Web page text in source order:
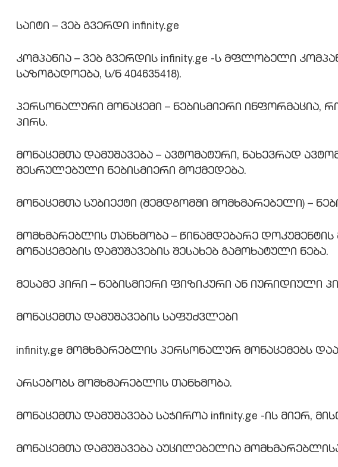
საიტი – ვებ გვერდი infinity.ge
კომპანია – ვებ გვერდის infinity.ge -ს მფლობელი
საზოგადოება, ს/ნ 404635418).
პერსონალური მონაცემი – ნებისმიერი
პირს.
მონაცემთა დამუშავება – ავტომატური, ნახევრად
შესრულებული ნებისმიერი მოქმედება.
მონაცემთა სუბიექტი (შემდგომში მომხმარებელი) –
მომხმარებლის თანხმობა – წინამდებარე
მონაცემების დამუშავების შესახებ გამოხატული ნება.
მესამე პირი – ნებისმიერი ფიზიკური ან იურიდიული
მონაცემთა დამუშავების საფუძვლები
infinity.ge მომხმარებლის პერსონალურ მონაცემებს
არსებობს მომხმარებლის თანხმობა.
მონაცემთა დამუშავება საჭიროა infinity.ge -ის
მონაცემთა დამუშავება აუცილებელია